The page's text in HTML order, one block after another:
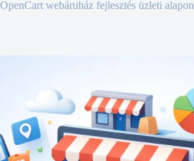
OpenCart webáruház fejlesztés üzleti alapon